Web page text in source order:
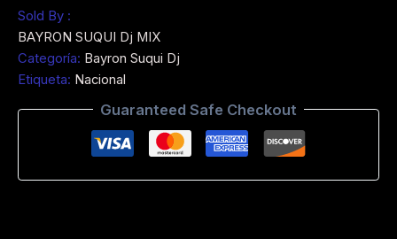
Quishpe-
Nuestro
Amor
-
Dj
Suqui
-
Sold By :
BAYRON SUQUI Dj MIX
Categoría: Bayron Suqui Dj
Etiqueta: Nacional
Guaranteed Safe Checkout